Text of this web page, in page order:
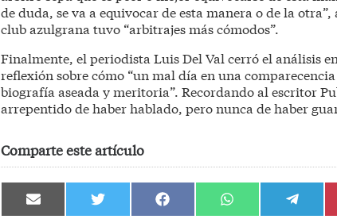
de duda, se va a equivocar de esta manera o de la
club azulgrana tuvo “arbitrajes más cómodos”.
Finalmente, el periodista Luis Del Val cerró el análisis
reflexión sobre cómo “un mal día en una
biografía aseada y meritoria”. Recordando al escritor
arrepentido de haber hablado, pero nunca de haber
Comparte este artículo
Compartir
en
Compartir
en
Compartir
en
Compartir
en
Compartir
en